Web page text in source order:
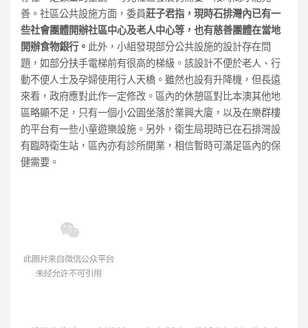
善。社區公共設施方面，委員莊子君指，現時石排灣內已有一
些社會團體開辦社區中心及老人中心等，也有慈善團體在當地
開辦食物銀行。 此外，小組發現部分公共設施的設計存在問
題，如部分扶手電梯前有很高的梯級。該設計不便於老人、行
動不便人士及孕婦使用行人天橋。雖然也設有升降機，但長遠
來看，政府應對此作一定修改。區內的休憩區對比本澳其他地
區略顯不足，只有一個小公園坐落於業興大廈，以及在樂群樓
的平台有一些小童遊樂設施。另外，衛生局現時已在石排灣設
有臨時衛生站，區內亦有診所開業，相信暫時可滿足區內的保
健需要。